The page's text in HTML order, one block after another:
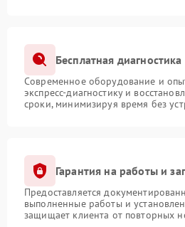
Бесплатная
Современное оборудование и
экспресс-диагностику и
сроки, минимизируя время без
Гарантия на работы и
Предоставляется
выполненные работы и
защищает клиента от повторных